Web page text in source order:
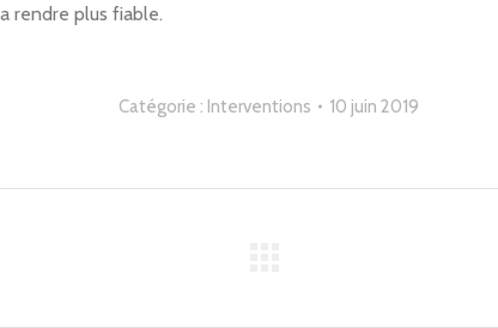
rendre plus fiable.
Catégorie : Interventions 10 juin 2019